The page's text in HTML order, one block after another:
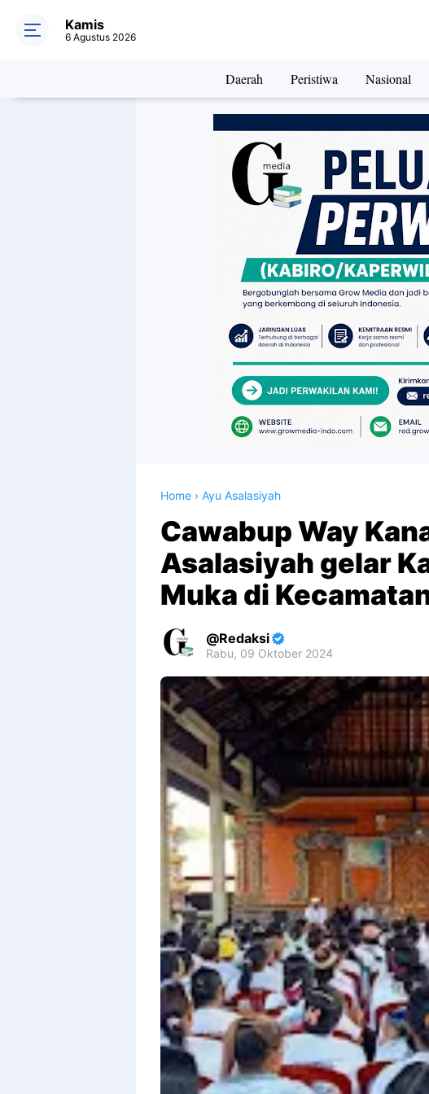
Kamis
6 Agustus 2026
Daerah Peristiwa Nasional
Home › Ayu Asalasiyah
Cawabup Way
Asalasiyah gelar
Muka di
Redaksi
Rabu, 09 Oktober 2024
Premium
By
Raushan
Design
With
Shroff
Templates